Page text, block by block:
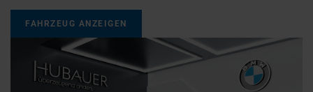
FAHRZEUG ANZEIGEN